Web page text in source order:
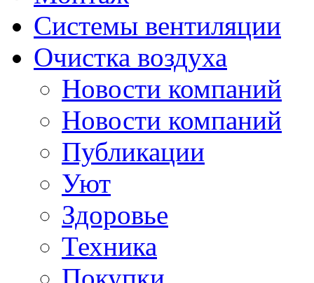
Системы вентиляции
Очистка воздуха
Новости компаний
Новости компаний
Публикации
Уют
Здоровье
Техника